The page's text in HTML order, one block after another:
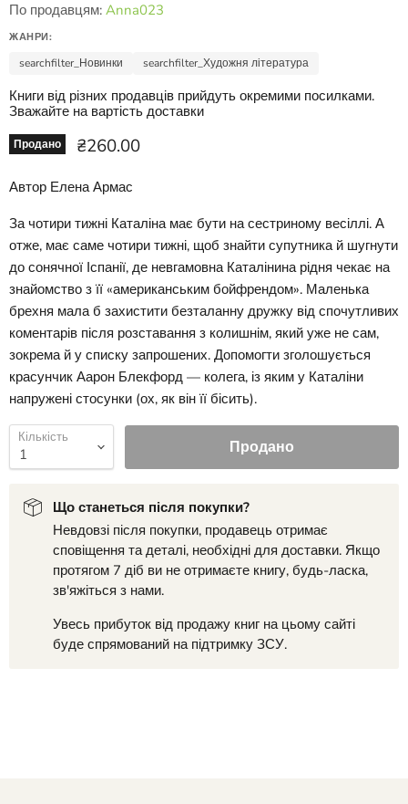
По продавцям: Anna023
ЖАНРИ:
searchfilter_Новинки searchfilter_Художня література
Книги від різних продавців прийдуть окремими посилками.
Зважайте на вартість доставки
Продано Ціна зараз
₴260.00
Автор Елена Армас
За чотири тижні Каталіна має бути на сестриному весіллі. А
отже, має саме чотири тижні, щоб знайти супутника й шугнути
до сонячної Іспанії, де невгамовна Каталінина рідня чекає на
знайомство з її «американським бойфрендом». Маленька
брехня мала б захистити безталанну дружку від спочутливих
коментарів після розставання з колишнім, який уже не сам,
зокрема й у списку запрошених. Допомогти зголошується
красунчик Аарон Блекфорд — колега, із яким у Каталіни
напружені стосунки (ох, як він її бісить).
Кількість Продано
Що станеться після покупки?
Невдовзі після покупки, продавець отримає
сповіщення та деталі, необхідні для доставки. Якщо
протягом 7 діб ви не отримаєте книгу, будь-ласка,
зв'яжіться з нами.
Увесь прибуток від продажу книг на цьому сайті
буде спрямований на підтримку ЗСУ.